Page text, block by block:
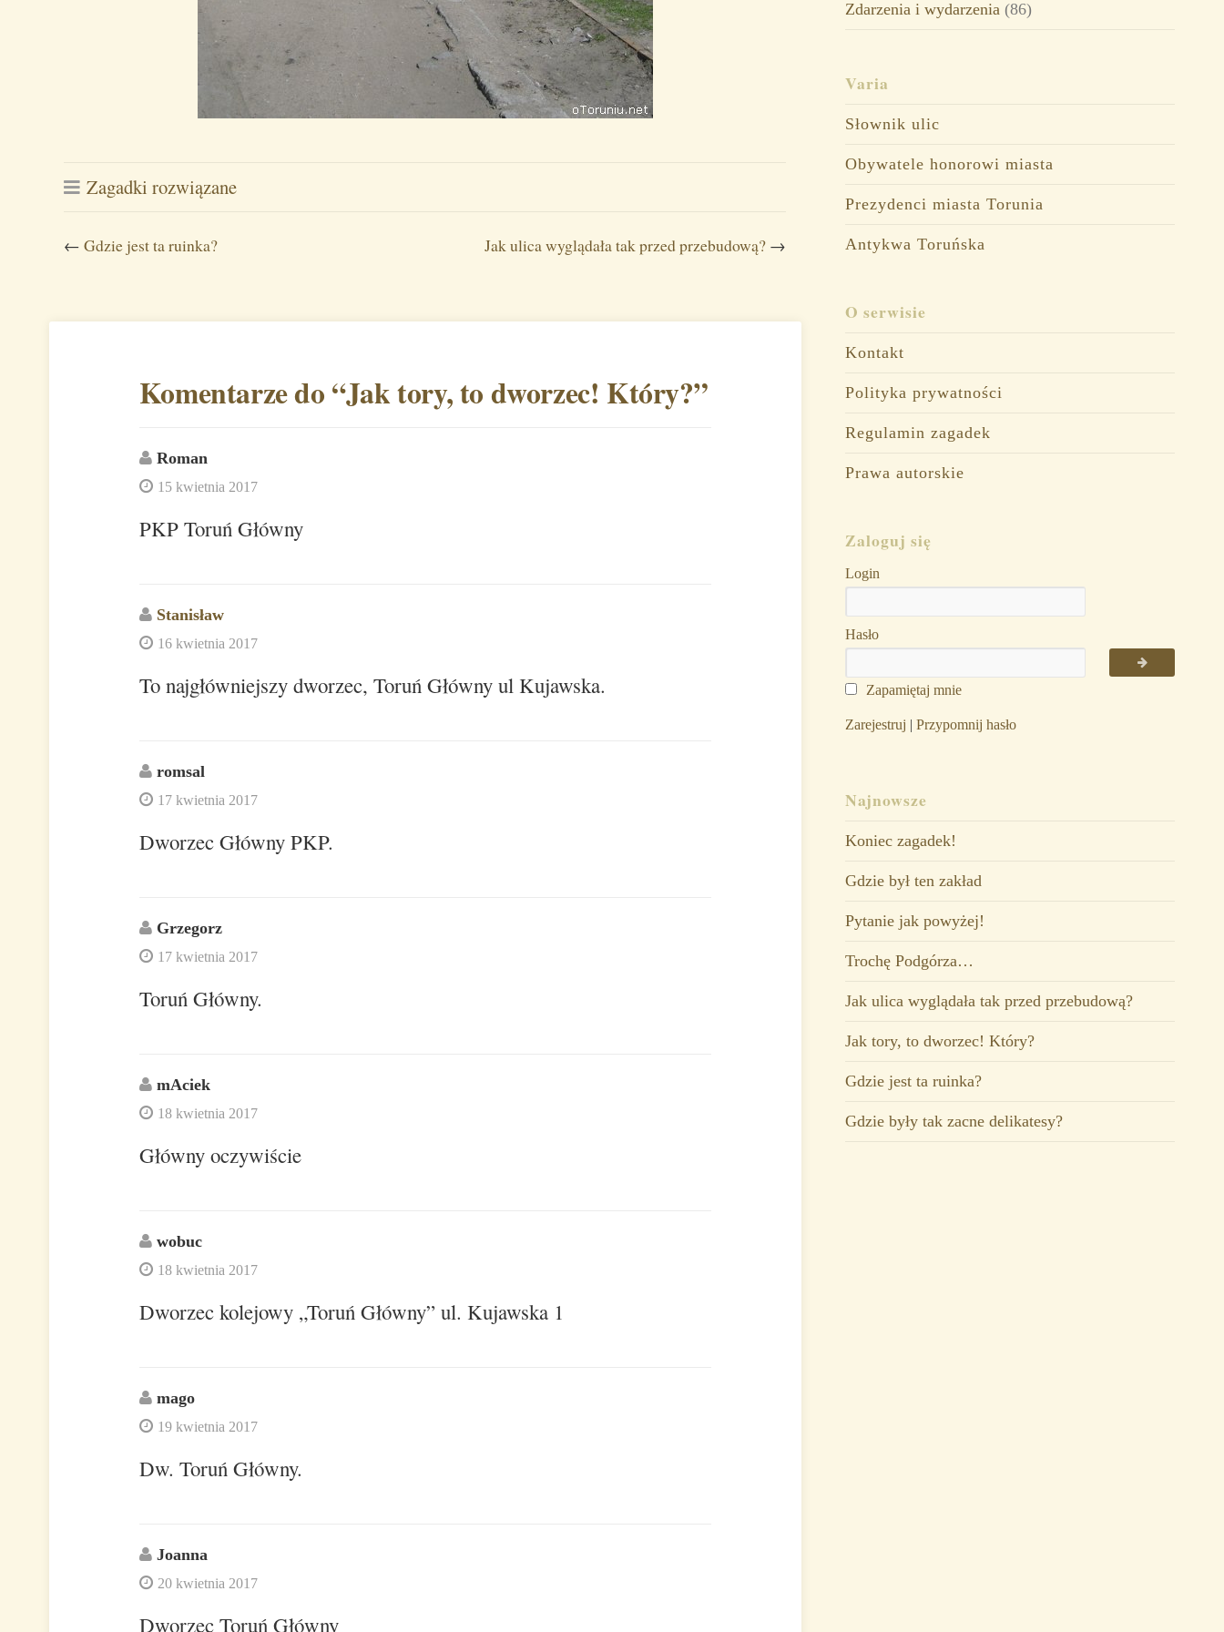
Zagadki rozwiązane
←Gdzie jest ta ruinka? Jak ulica wyglądała tak przed przebudową? →
Komentarze do “Jak tory, to dworzec! Który?”
Roman
15 kwietnia 2017
PKP Toruń Główny
Stanisław
16 kwietnia 2017
To najgłówniejszy dworzec, Toruń Główny ul Kujawska.
romsal
17 kwietnia 2017
Dworzec Główny PKP.
Grzegorz
17 kwietnia 2017
Toruń Główny.
mAciek
18 kwietnia 2017
Główny oczywiście
wobuc
18 kwietnia 2017
Dworzec kolejowy „Toruń Główny” ul. Kujawska 1
mago
19 kwietnia 2017
Dw. Toruń Główny.
Joanna
20 kwietnia 2017
Dworzec Toruń Główny
Zdarzenia i wydarzenia(86)
Varia
Słownik ulic
Obywatele honorowi miasta
Prezydenci miasta Torunia
Antykwa Toruńska
O serwisie
Kontakt
Polityka prywatności
Regulamin zagadek
Prawa autorskie
Zaloguj się
Login
Hasło
Zapamiętaj mnie
Zarejestruj | Przypomnij hasło
Najnowsze
Koniec zagadek!
Gdzie był ten zakład
Pytanie jak powyżej!
Trochę Podgórza…
Jak ulica wyglądała tak przed przebudową?
Jak tory, to dworzec! Który?
Gdzie jest ta ruinka?
Gdzie były tak zacne delikatesy?